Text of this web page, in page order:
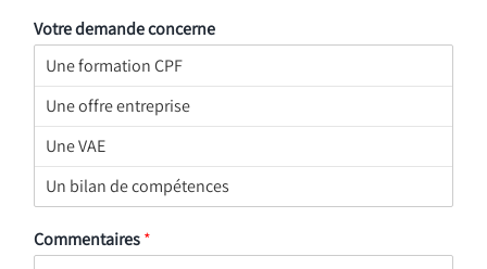
Votre demande concerne
Commentaires*